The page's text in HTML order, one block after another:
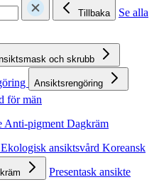
Tillbaka
Se alla
och skrubb
Ansiktsrengöring
för män
Anti-pigmentDagkräm
Ekologisk ansiktsvård Koreansk
Presentask ansikte